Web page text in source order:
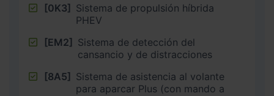
[0K3] Sistema de propulsión híbrida
PHEV
[EM2] Sistema de detección del
cansancio y de distracciones
[8A5] Sistema de asistencia al volante
para aparcar Plus (con mando a